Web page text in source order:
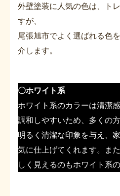
外壁塗装に人気の色は、ト
すが、
尾張旭市でよく選ばれる色
介します。
〇ホワイト系
ホワイト系のカラーは清潔
調和しやすいため、多くの
明るく清潔な印象を与え、
気に仕上げてくれます。ま
しく見えるのもホワイト系の